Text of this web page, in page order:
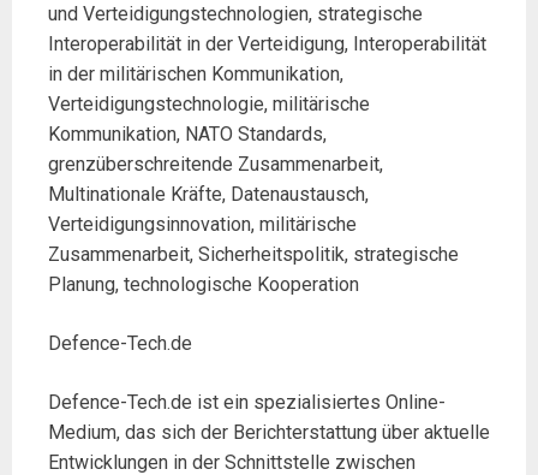
und Verteidigungstechnologien, strategische
Interoperabilität in der Verteidigung, Interoperabilität
in der militärischen Kommunikation,
Verteidigungstechnologie, militärische
Kommunikation, NATO Standards,
grenzüberschreitende Zusammenarbeit,
Multinationale Kräfte, Datenaustausch,
Verteidigungsinnovation, militärische
Zusammenarbeit, Sicherheitspolitik, strategische
Planung, technologische Kooperation
Defence-Tech.de
Defence-Tech.de ist ein spezialisiertes Online-
Medium, das sich der Berichterstattung über aktuelle
Entwicklungen in der Schnittstelle zwischen